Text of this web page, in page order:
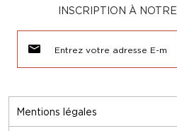
Mentions légales
INSCRIPTION À